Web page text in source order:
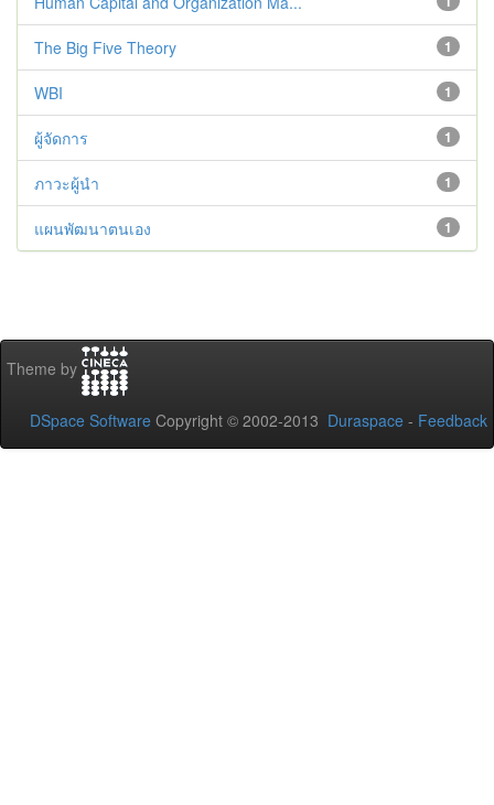
1
The Big Five Theory
1
WBI
1
ผู้จัดการ
1
ภาวะผู้นำ
1
แผนพัฒนาตนเอง
Theme by
DSpace Software Copyright © 2002-2013 Duraspace - Feedback